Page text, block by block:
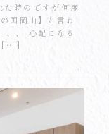
時のですが何度
国岡山】と言わ
、、 心配になる
[…]